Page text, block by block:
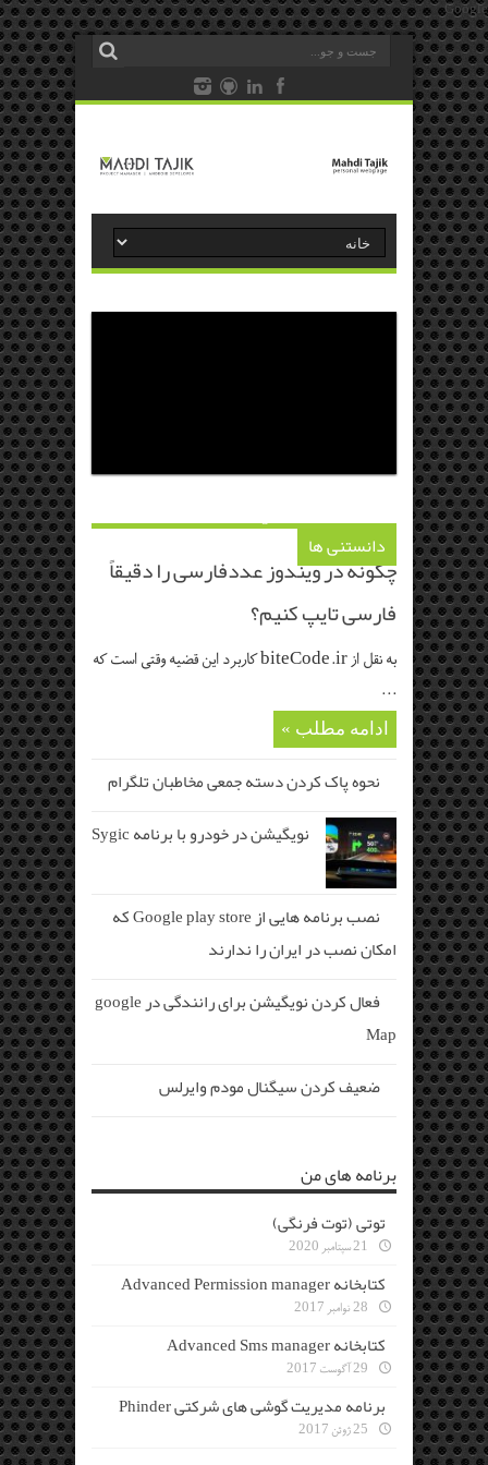
Google
دانستنی ها
چگونه در ویندوز عددفارسی را دقیقاً
فارسی تایپ کنیم؟
به نقل از biteCode.ir کاربرد این قضیه وقتی است که
...
ادامه مطلب »
نحوه پاک کردن دسته جمعی مخاطبان تلگرام
نویگیشن در خودرو با برنامه Sygic
نصب برنامه هایی از Google play store که
امکان نصب در ایران را ندارند
فعال کردن نویگیشن برای رانندگی در google
Map
ضعیف کردن سیگنال مودم وایرلس
برنامه های من
توتی (توت فرنگی)
21 سپتامبر 2020
کتابخانه Advanced Permission manager
28 نوامبر 2017
کتابخانه Advanced Sms manager
29 آگوست 2017
برنامه مدیریت گوشی های شرکتی Phinder
25 ژوئن 2017